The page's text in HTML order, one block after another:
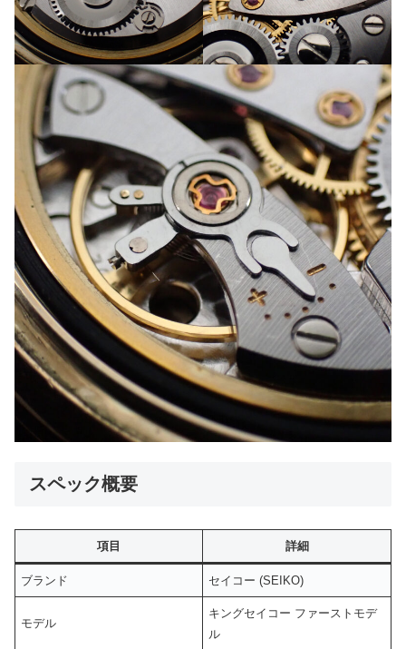
スペック概要
項目 詳細
ブランド セイコー (SEIKO)
モデル
キングセイコー ファーストモデ
ル